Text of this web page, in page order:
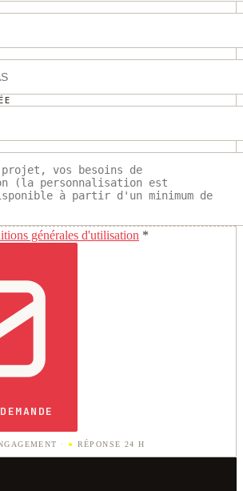
générales d'utilisation *
· ● RÉPONSE 24 H